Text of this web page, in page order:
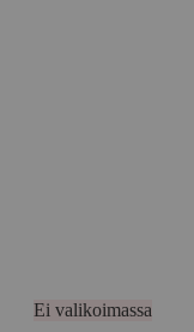
Ei valikoimassa